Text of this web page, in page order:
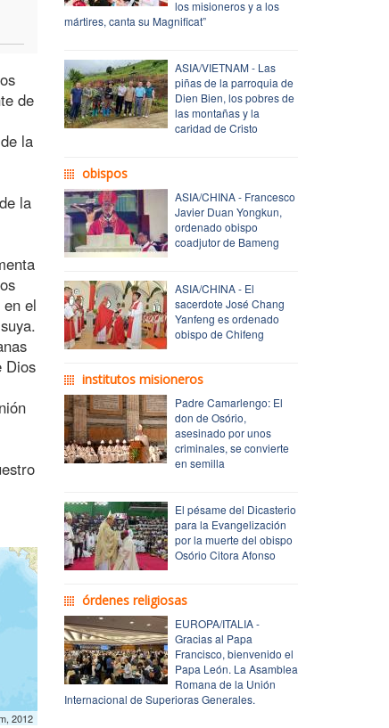
de
la
la
el
Dios
2012
los misioneros y a los
mártires, canta su Magnificat”
ASIA/VIETNAM - Las
piñas de la parroquia de
Dien Bien, los pobres de
las montañas y la
caridad de Cristo
obispos
ASIA/CHINA - Francesco
Javier Duan Yongkun,
ordenado obispo
coadjutor de Bameng
ASIA/CHINA - El
sacerdote José Chang
Yanfeng es ordenado
obispo de Chifeng
institutos misioneros
Padre Camarlengo: El
don de Osório,
asesinado por unos
criminales, se convierte
en semilla
El pésame del Dicasterio
para la Evangelización
por la muerte del obispo
Osório Citora Afonso
órdenes religiosas
EUROPA/ITALIA -
Gracias al Papa
Francisco, bienvenido el
Papa León. La Asamblea
Romana de la Unión
Internacional de Superioras Generales.